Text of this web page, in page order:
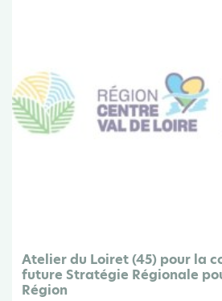
Atelier du Loiret (45) pour la
future Stratégie Régionale
Région